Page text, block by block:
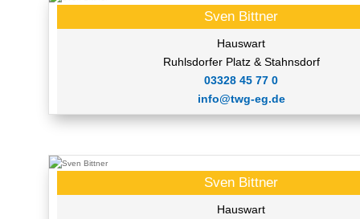
Sven Bittner
Hauswart
Ruhlsdorfer Platz & Stahnsdorf
03328 45 77 0
info@twg-eg.de
Sven Bittner
Hauswart